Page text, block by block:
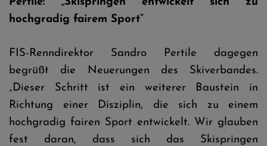
hochgradig fairem Sport“
FIS-Renndirektor Sandro Pertile dagegen
begrüßt die Neuerungen des Skiverbandes.
„Dieser Schritt ist ein weiterer Baustein in
Richtung einer Disziplin, die sich zu einem
hochgradig fairen Sport entwickelt. Wir glauben
fest daran, dass sich das Skispringen